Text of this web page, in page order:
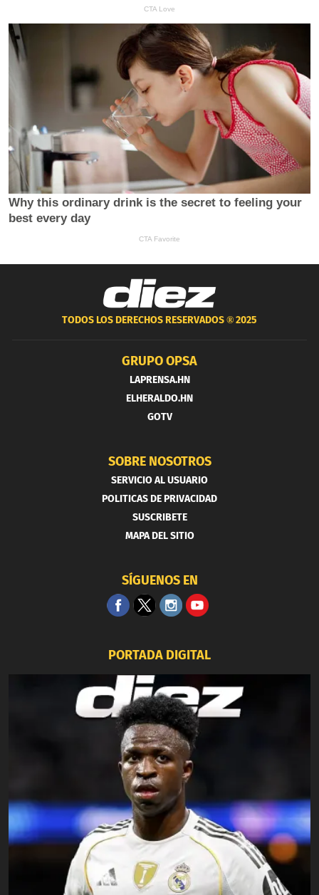
TODOS LOS DERECHOS RESERVADOS ®2025
GRUPO OPSA
LAPRENSA.HN
ELHERALDO.HN
GOTV
SOBRE NOSOTROS
SERVICIO AL USUARIO
POLITICAS DE PRIVACIDAD
SUSCRIBETE
MAPA DEL SITIO
SÍGUENOS EN
PORTADA DIGITAL